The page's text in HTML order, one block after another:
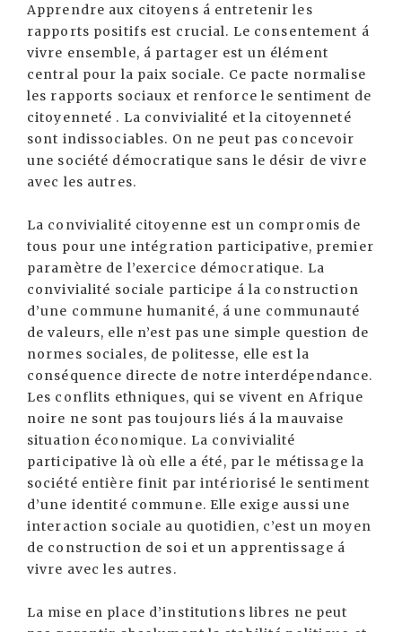
Apprendre aux citoyens á entretenir les
rapports positifs est crucial. Le consentement á
vivre ensemble, á partager est un élément
central pour la paix sociale. Ce pacte normalise
les rapports sociaux et renforce le sentiment de
citoyenneté . La convivialité et la citoyenneté
sont indissociables. On ne peut pas concevoir
une société démocratique sans le désir de vivre
avec les autres.
La convivialité citoyenne est un compromis de
tous pour une intégration participative, premier
paramètre de l’exercice démocratique. La
convivialité sociale participe á la construction
d’une commune humanité, á une communauté
de valeurs, elle n’est pas une simple question de
normes sociales, de politesse, elle est la
conséquence directe de notre interdépendance.
Les conflits ethniques, qui se vivent en Afrique
noire ne sont pas toujours liés á la mauvaise
situation économique. La convivialité
participative là où elle a été, par le métissage la
société entière finit par intériorisé le sentiment
d’une identité commune. Elle exige aussi une
interaction sociale au quotidien, c’est un moyen
de construction de soi et un apprentissage á
vivre avec les autres.
La mise en place d’institutions libres ne peut